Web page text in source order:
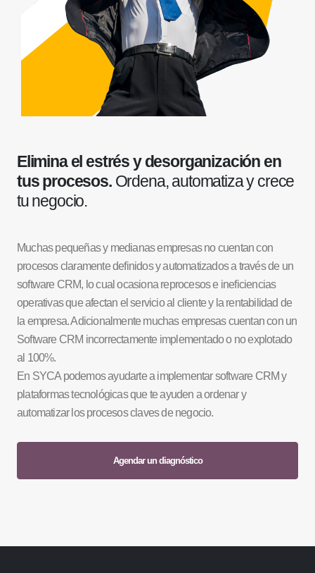
Elimina el estrés y desorganización en
tus procesos.Ordena, automatiza y crece
tu negocio.
Muchas pequeñas y medianas empresas no cuentan con
procesos claramente definidos y automatizados a través de un
software CRM, lo cual ocasiona reprocesos e ineficiencias
operativas que afectan el servicio al cliente y la rentabilidad de
la empresa. Adicionalmente muchas empresas cuentan con un
Software CRM incorrectamente implementado o no explotado
al 100%.
En SYCA podemos ayudarte a implementar software CRM y
plataformas tecnológicas que te ayuden a ordenar y
automatizar los procesos claves de negocio.
Agendar un diagnóstico